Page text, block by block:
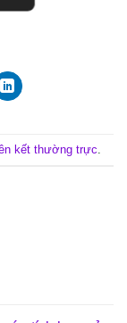
kết thường trực